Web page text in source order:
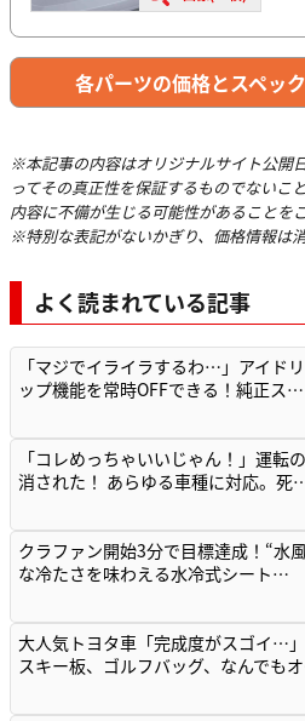
各パーツの価格とスペッ
※本記事の内容はオリジナルサイト公開
ってその真正性を保証するものでないこ
内容に不備が生じる可能性があることを
※特別な表記がないかぎり、価格情報は
よく読まれている記事
「マジでイライラするわ…」アイド
ップ機能を常時OFFできる！純正ス…
「コレめっちゃいいじゃん！」運転
消された！ あらゆる車種に対応。死
クラファン開始3分で目標達成！“水
な冷たさを味わえる水冷式シート…
大人気トヨタ車「完成度がスゴイ…」
スキー板、ゴルフバッグ、なんでも